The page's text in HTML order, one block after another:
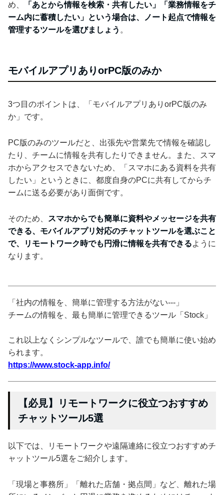
め、
「あとから情報を検索・共有したい」「業務情報をチ
ーム内に蓄積したい」という場合は、ノート起点で情報を
管理するツールを選びましょう 。
モバイルアプリありorPC版のみか
3つ目のポイントは、「モバイルアプリありorPC版のみ
か」です。
PC版のみのツールだと、出張先や営業先で情報を確認し
たり、チームに情報を共有したりできません。また、スマ
ホからアクセスできないため、「スマホにある資料を共有
したい」というときに、都度自身のPCに共有してからチ
ームに送る必要があり面倒です。
そのため、
スマホからでも簡単に資料やメッセージを共有
できる、モバイルアプリ対応のチャットツールを選ぶこと
で、リモートワーク時でも円滑に情報を共有できるように
なります。
「社内の情報を、簡単に管理する方法がない---」
チームの情報を、最も簡単に管理できるツール「Stock」
これ以上なくシンプルなツールで、誰でも簡単に使い始め
られます。
https://www.stock-app.info/
【必見】リモートワークに役立つおすすめ
チャットツール5選
以下では、リモートワークや遠隔連絡に役立つおすすめチ
ャットツール5選をご紹介します。
「現場と事務所」「離れた店舗・拠点間」など、離れた場